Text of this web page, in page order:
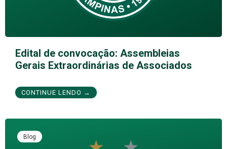
Edital de convocação: Assembleias
Gerais Extraordinárias de Associados
CONTINUE LENDO →
Blog